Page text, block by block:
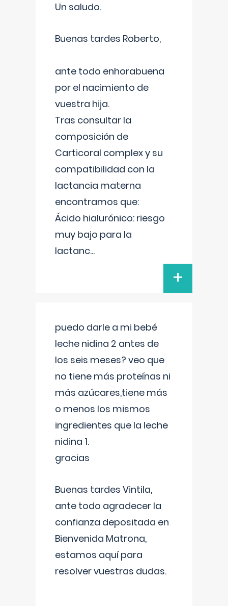
Un saludo.
Buenas tardes Roberto,
ante todo enhorabuena
por el nacimiento de
vuestra hija.
Tras consultar la
composición de
Carticoral complex y su
compatibilidad con la
lactancia materna
encontramos que:
Ácido hialurónico: riesgo
muy bajo para la
lactanc...
+
puedo darle a mi bebé
leche nidina 2 antes de
los seis meses? veo que
no tiene más proteínas ni
más azúcares,tiene más
o menos los mismos
ingredientes que la leche
nidina 1.
gracias
Buenas tardes Vintila,
ante todo agradecer la
confianza depositada en
Bienvenida Matrona,
estamos aquí para
resolver vuestras dudas.